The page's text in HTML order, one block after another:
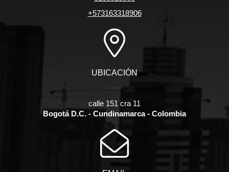
+573163318906
UBICACIÓN
calle 151 cra 11
Bogotá D.C. - Cundinamarca - Colombia